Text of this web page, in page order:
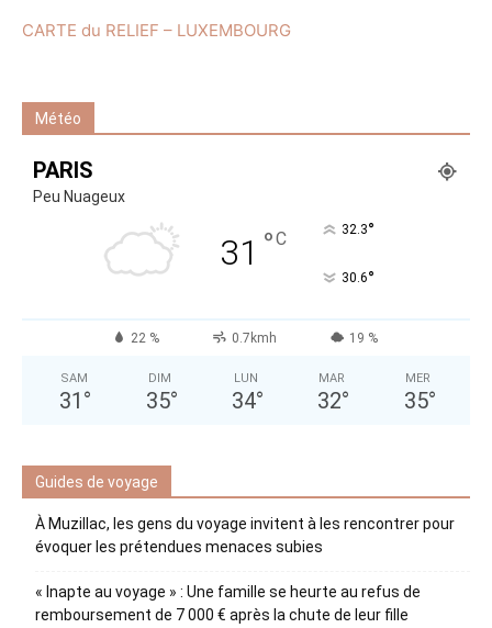
CARTE du RELIEF – LUXEMBOURG
Météo
PARIS
Peu Nuageux
31 °C 32.3°
30.6°
22 % 0.7kmh 19 %
SAM
31 °
DIM
35°
LUN
34°
MAR
32°
MER
35°
Guides de voyage
À Muzillac, les gens du voyage invitent à les rencontrer pour
évoquer les prétendues menaces subies
« Inapte au voyage » : Une famille se heurte au refus de
remboursement de 7 000 € après la chute de leur fille